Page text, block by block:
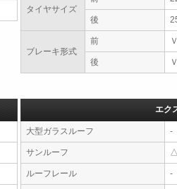
タイヤサイズ
後
ブレーキ形式
前
後
エク
大型ガラスルーフ -
サンルーフ △
ルーフレール -